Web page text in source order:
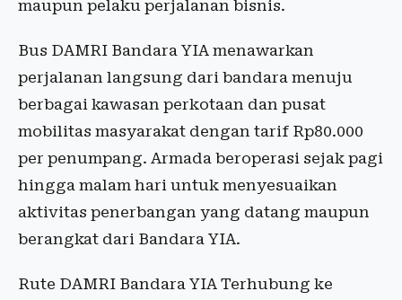
maupun pelaku perjalanan bisnis.
Bus DAMRI Bandara YIA menawarkan
perjalanan langsung dari bandara menuju
berbagai kawasan perkotaan dan pusat
mobilitas masyarakat dengan tarif Rp80.000
per penumpang. Armada beroperasi sejak pagi
hingga malam hari untuk menyesuaikan
aktivitas penerbangan yang datang maupun
berangkat dari Bandara YIA.
Rute DAMRI Bandara YIA Terhubung ke